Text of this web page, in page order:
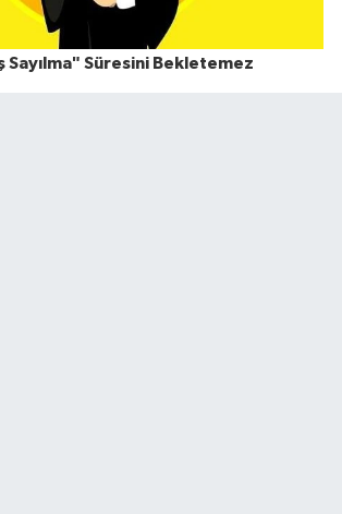
Sayılma" Süresini Bekletemez